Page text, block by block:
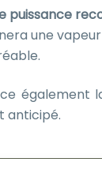
puissance
une
anticipé.